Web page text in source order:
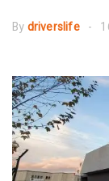
Bydriverslife